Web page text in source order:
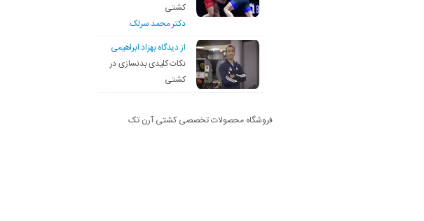
کشتی
دکتر محمد سرلک
از دیدگاه بهزاد ابراهیمی
نکات کلیدی بدنسازی در
کشتی
فروشگاه محصولات تخصصی کشتی آرن تک